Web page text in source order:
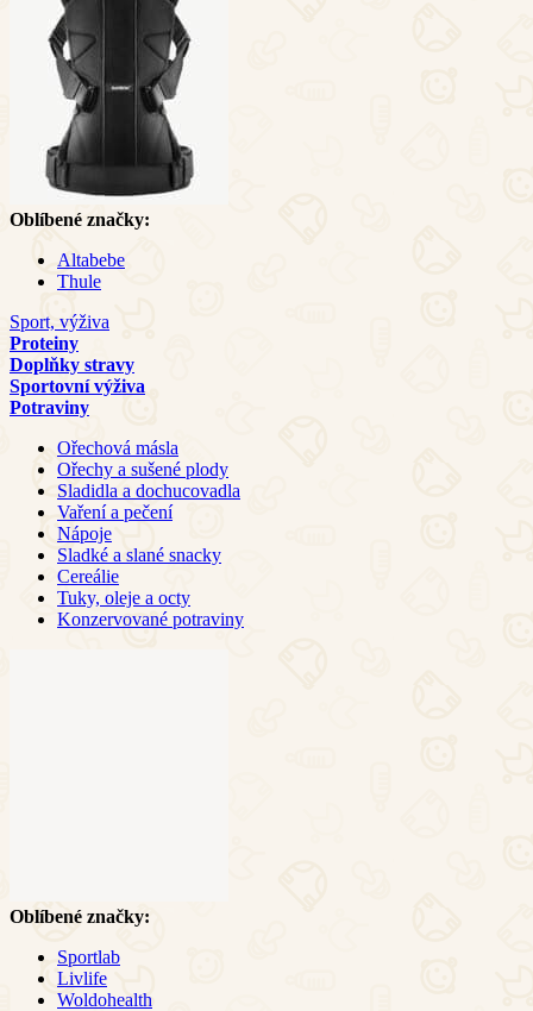
Oblíbené značky:
Altabebe
Thule
Sport, výživa
Proteiny
Doplňky stravy
Sportovní výživa
Potraviny
Ořechová másla
Ořechy a sušené plody
Sladidla a dochucovadla
Vaření a pečení
Nápoje
Sladké a slané snacky
Cereálie
Tuky, oleje a octy
Konzervované potraviny
Oblíbené značky:
Sportlab
Livlife
Woldohealth